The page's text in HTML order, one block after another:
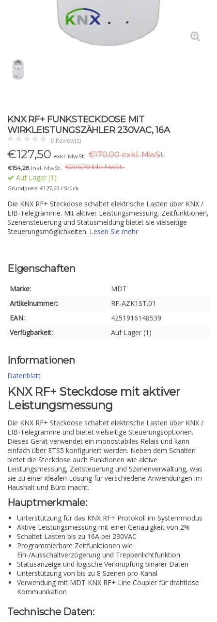
KNX RF+ FUNKSTECKDOSE MIT
WIRKLEISTUNGSZÄHLER 230VAC, 16A
0 Review(s)
€127,50 exkl. MwSt. €170,00 exkl. MwSt.
€154,28 Inkl. MwSt. €205,70 Inkl. MwSt..
Auf Lager (1)
Grundpreis: €127,50 / Stück
Die KNX RF+ Steckdose schaltet elektrische Lasten über KNX /
EIB-Telegramme. Mit aktiver Leistungsmessung, Zeitfunktionen,
Szenensteuerung und Statusmeldung bietet sie vielseitige
Steuerungsmöglichkeiten. Lesen Sie mehr
Eigenschaften
Marke:
MDT
Artikelnummer::
RF-AZK1ST.01
EAN:
4251916148539
Verfügbarkeit:
Auf Lager (1)
Informationen
Datenblatt
KNX RF+ Steckdose mit aktiver
Leistungsmessung
Die KNX RF+ Steckdose schaltet elektrische Lasten über KNX /
EIB-Telegramme und bietet vielseitige Steuerungsoptionen.
Dieses Gerät verwendet ein monostabiles Relais und kann
einfach über ETS5 konfiguriert werden. Neben dem Schalten
bietet die Steckdose auch Funktionen wie aktive
Leistungsmessung, Zeitsteuerung und Szenenverwaltung, was
sie zu einer idealen Lösung für verschiedene Anwendungen im
Haushalt und Büro macht.
Hauptmerkmale:
Unterstützung für das KNX RF+ Protokoll im Systemmodus
Aktive Leistungsmessung mit einer Genauigkeit von 2%
Schaltet Lasten bis zu 16A bei 230VAC
Programmierbare Zeitfunktionen wie
Ein-/Ausschaltverzögerung und Treppenlichtfunktion
Statusanzeige und logische Verknüpfung binärer Daten
Unterstützung von bis zu 8 Szenen pro Kanal
Verwendung mit MDT KNX RF+ Line Coupler für drahtlose
Kommunikation
Technische Daten: